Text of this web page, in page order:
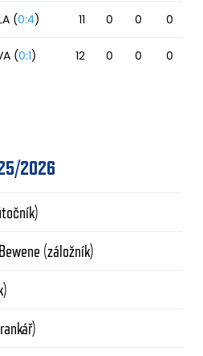
(0:4) 11 0 0 0
(0:1) 12 0 0 0
2026
(záložník)